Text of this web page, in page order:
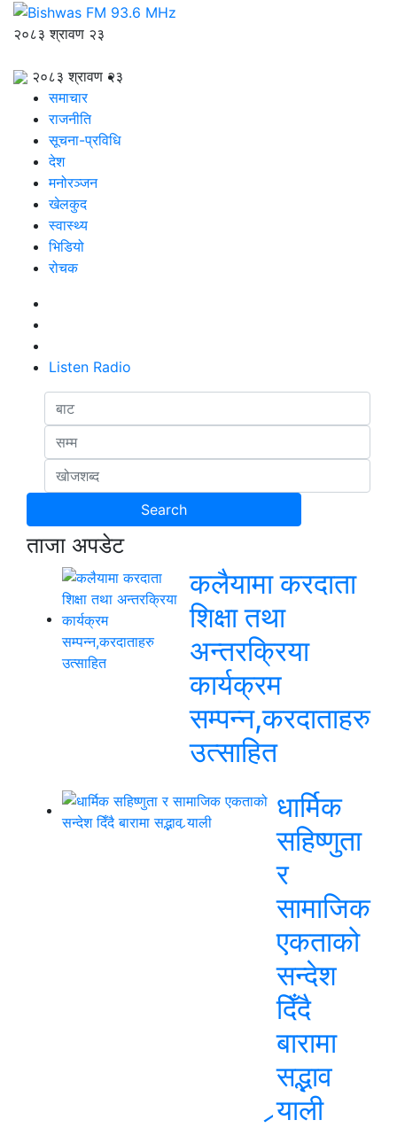
२०८३ श्रावण २३
२०८३ श्रावण २३
समाचार
राजनीति
सूचना-प्रविधि
देश
मनोरञ्जन
खेलकुद
स्वास्थ्य
भिडियो
रोचक
Listen Radio
ताजा अपडेट
कलैयामा करदाता
शिक्षा तथा
अन्तरक्रिया
कार्यक्रम
सम्पन्न,करदाताहरु
उत्साहित
धार्मिक
सहिष्णुता
र
सामाजिक
एकताको
सन्देश
दिँदै
बारामा
सद्भाव
र्‍याली